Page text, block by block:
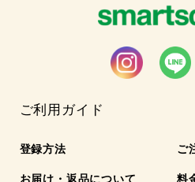
ご利用ガイド
登録方法 ご
お届け・返品について 料